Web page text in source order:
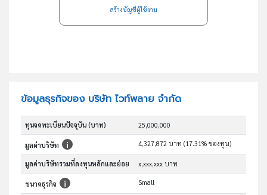
สร้างบัญชีผู้ใช้งาน
ข้อมูลธุรกิจของ บริษัท ไวท์พลาย จำกัด
ทุนจดทะเบียนปัจจุบัน (บาท) 25,000,000
มูลค่าบริษัท 4,327,872 บาท (17.31% ของทุน)
มูลค่าบริษัทรวมที่ลงทุนหลักและย่อย x,xxx,xxx บาท
ขนาดธุรกิจ Small